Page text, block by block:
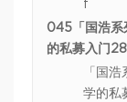
f
045「国浩系
的私募入门
「国
学的私